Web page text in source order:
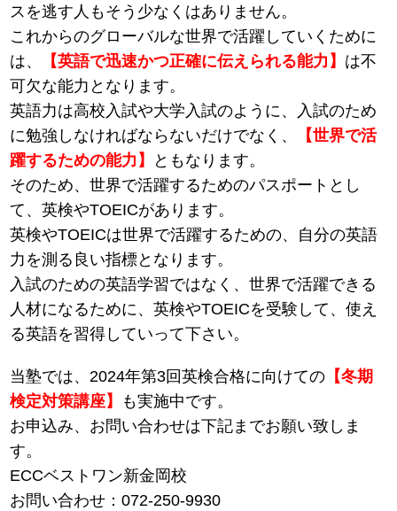
スを逃す人もそう少なくはありません。
これからのグローバルな世界で活躍していくために
は、
【英語で迅速かつ正確に伝えられる能力】 は不
可欠な能力となります。
英語力は高校入試や大学入試のように、入試のため
に勉強しなければならないだけでなく、
【世界で活
躍するための能力】
ともなります。
そのため、世界で活躍するためのパスポートとし
て、英検やTOEICがあります。
英検やTOEICは世界で活躍するための、自分の英語
力を測る良い指標となります。
入試のための英語学習ではなく、世界で活躍できる
人材になるために、英検やTOEICを受験して、使え
る英語を習得していって下さい。
当塾では、2024年第3回英検合格に向けての 【冬期
検定対策講座】
も実施中です。
お申込み、お問い合わせは下記までお願い致しま
す。
ECCベストワン新金岡校
お問い合わせ：072-250-9930